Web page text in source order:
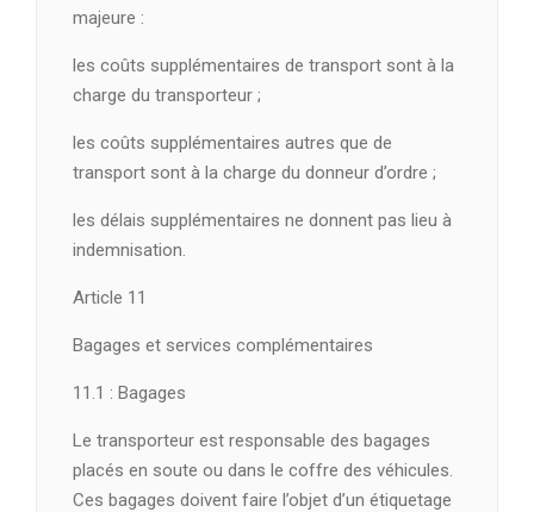
majeure :
les coûts supplémentaires de transport sont à la
charge du transporteur ;
les coûts supplémentaires autres que de
transport sont à la charge du donneur d’ordre ;
les délais supplémentaires ne donnent pas lieu à
indemnisation.
Article 11
Bagages et services complémentaires
11.1 : Bagages
Le transporteur est responsable des bagages
placés en soute ou dans le coffre des véhicules.
Ces bagages doivent faire l’objet d’un étiquetage